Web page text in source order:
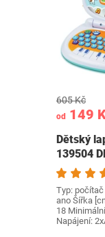
od 149
605 Kč
Dětský
139504
Typ: počítač
ano Šířka
18
Napájení: